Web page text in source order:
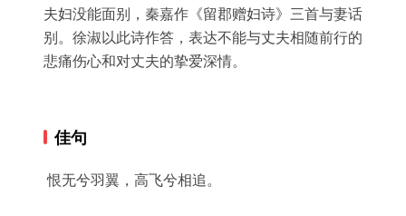
夫妇没能面别，秦嘉作《留郡赠妇诗》三首与妻话
别。徐淑以此诗作答，表达不能与丈夫相随前行的
悲痛伤心和对丈夫的挚爱深情。
佳句
恨无兮羽翼，高飞兮相追。